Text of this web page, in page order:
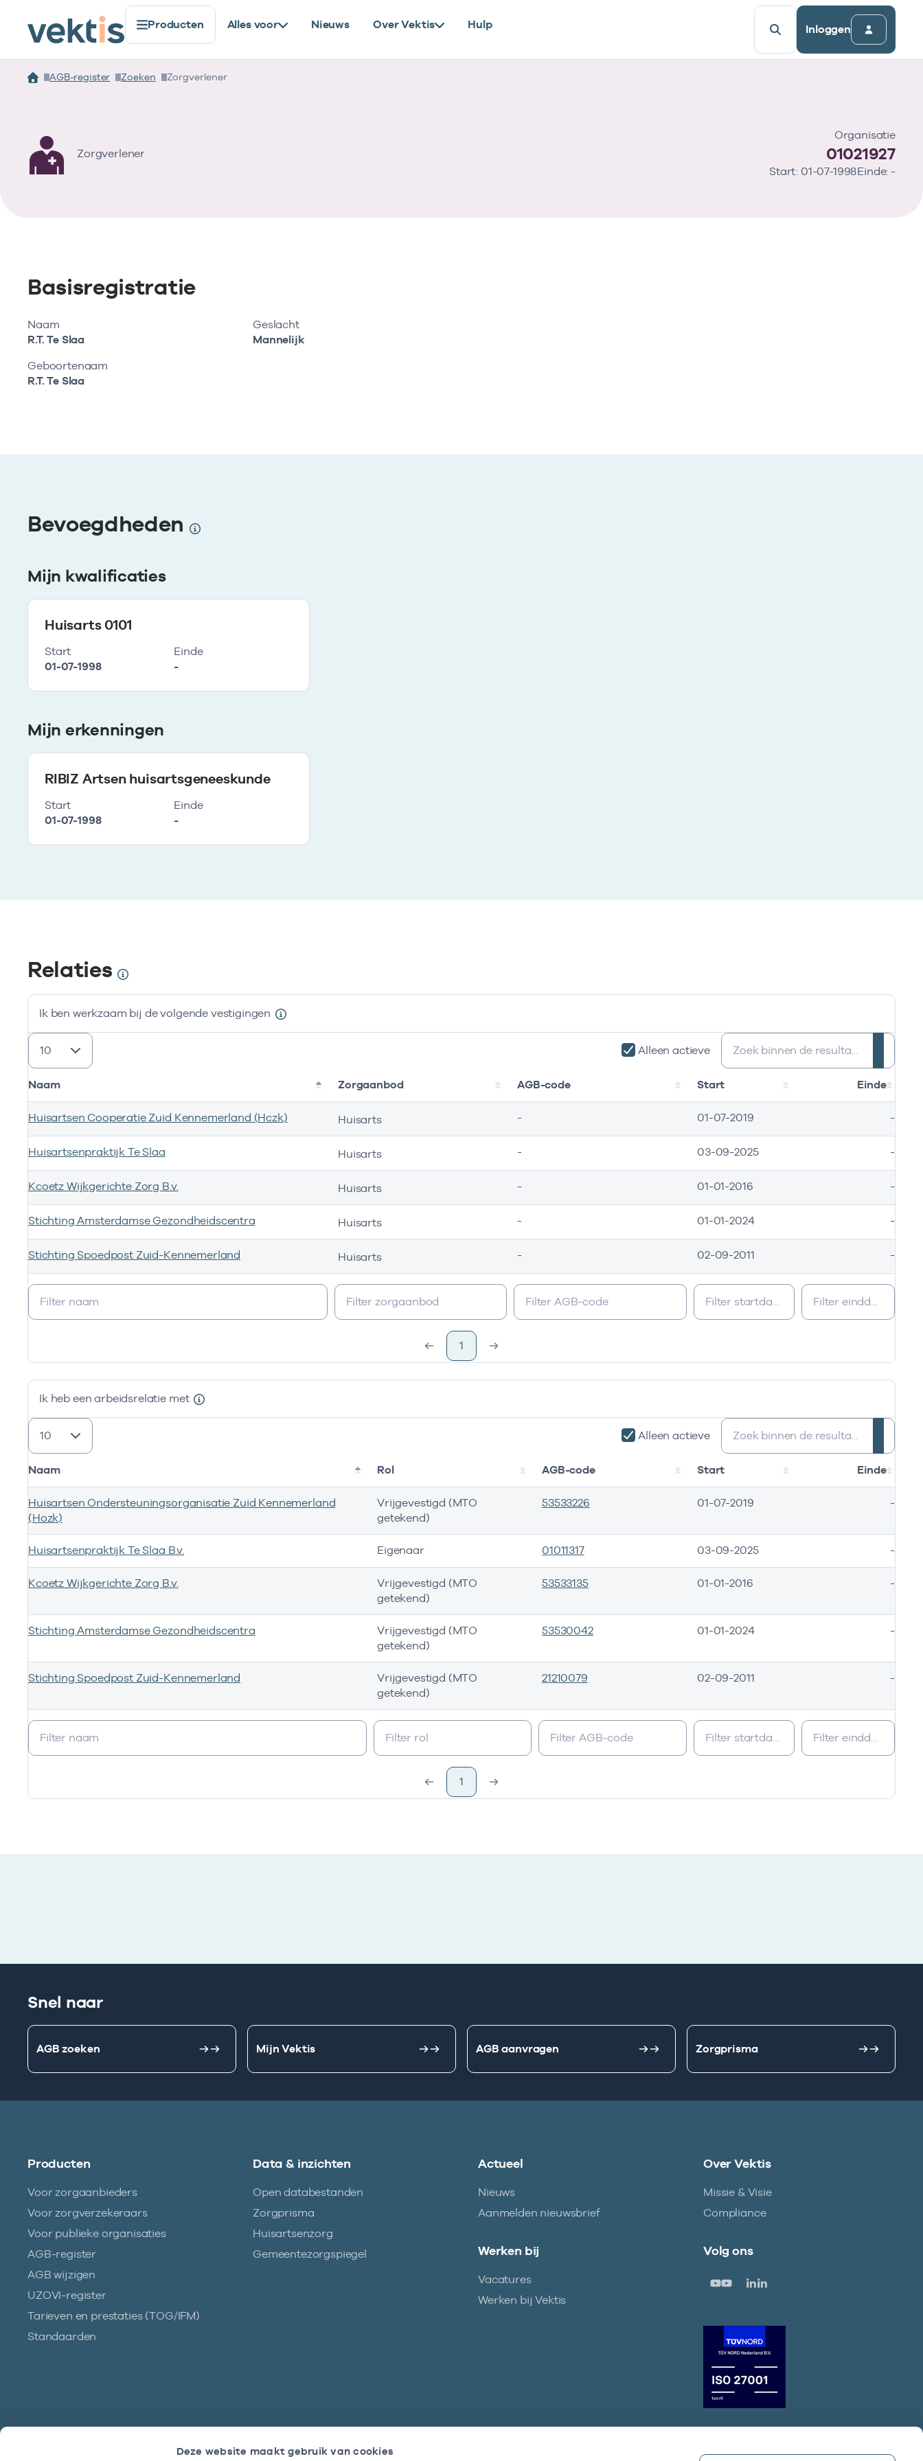
Deze website maakt gebruik van cookies
Producten Alles voor Nieuws Over Vektis Hulp Inloggen
AGB-register Zoeken Zorgverlener
Zorgverlener
Organisatie
01021927
Start: 01-07-1998Einde: -
Basisregistratie
Naam
R.T. Te Slaa
Geboortenaam
R.T. Te Slaa
Geslacht
Mannelijk
Bevoegdheden
Mijn kwalificaties
Huisarts 0101
Start
01-07-1998
Einde
-
Mijn erkenningen
RIBIZ Artsen huisartsgeneeskunde
Start
01-07-1998
Einde
-
Relaties
Ik ben werkzaam bij de volgende vestigingen
Alleen actieve
Zoeken:
Naam Zorgaanbod AGB-code Start Einde
Huisartsen Cooperatie Zuid Kennemerland (Hczk) Huisarts - 01-07-2019 -
Huisartsenpraktijk Te Slaa Huisarts - 03-09-2025 -
Kcoetz Wijkgerichte Zorg B.v. Huisarts - 01-01-2016 -
Stichting Amsterdamse Gezondheidscentra Huisarts - 01-01-2024 -
Stichting Spoedpost Zuid-Kennemerland Huisarts - 02-09-2011 -
1
Ik heb een arbeidsrelatie met
Alleen actieve
Zoeken:
Naam Rol AGB-code Start Einde
Huisartsen Ondersteuningsorganisatie Zuid Kennemerland
(Hozk)
Vrijgevestigd (MTO
getekend)
53533226 01-07-2019 -
Huisartsenpraktijk Te Slaa B.v. Eigenaar 01011317 03-09-2025 -
Kcoetz Wijkgerichte Zorg B.v.
Vrijgevestigd (MTO
getekend)
53533135 01-01-2016 -
Stichting Amsterdamse Gezondheidscentra
Vrijgevestigd (MTO
getekend)
53530042 01-01-2024 -
Stichting Spoedpost Zuid-Kennemerland
Vrijgevestigd (MTO
getekend)
21210079 02-09-2011 -
1
Snel naar
AGB zoeken Mijn Vektis AGB aanvragen Zorgprisma
Producten
Voor zorgaanbieders
Voor zorgverzekeraars
Voor publieke organisaties
AGB-register
AGB wijzigen
UZOVI-register
Tarieven en prestaties (TOG/IFM)
Standaarden
Data & inzichten
Open databestanden
Zorgprisma
Huisartsenzorg
Gemeentezorgspiegel
Actueel
Nieuws
Aanmelden nieuwsbrief
Over Vektis
Missie & Visie
Compliance
Werken bij
Vacatures
Werken bij Vektis
Volg ons